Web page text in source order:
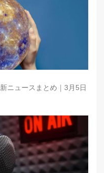
ニュースまとめ｜3月5日